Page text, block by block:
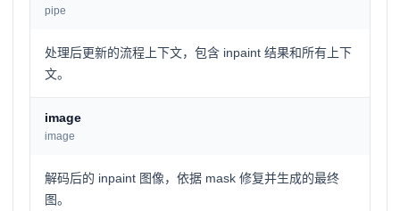
pipe
处理后更新的流程上下文，包含 inpaint 结果和所有上下
文。
image
image
解码后的 inpaint 图像，依据 mask 修复并生成的最终
图。